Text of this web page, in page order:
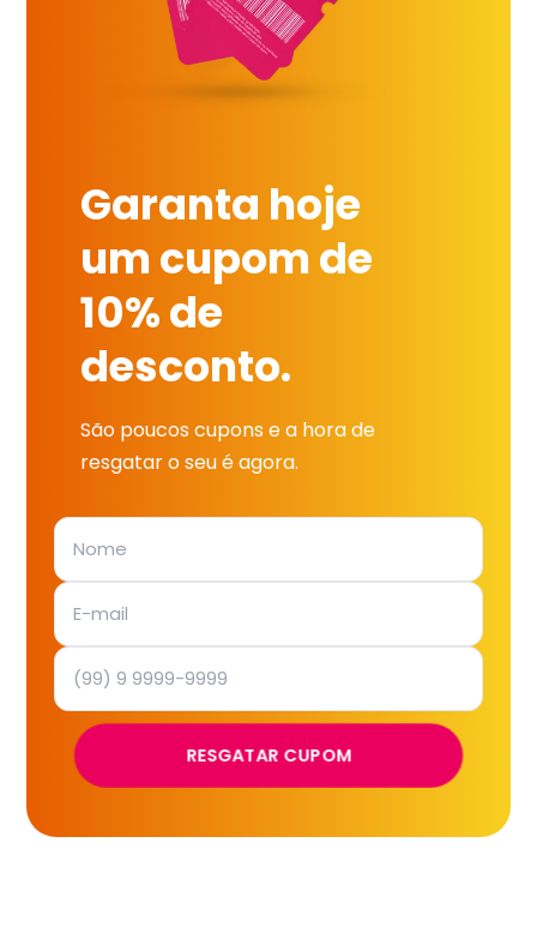
Garanta hoje
um cupom de
10% de
desconto.
São poucos cupons e a hora de
resgatar o seu é agora.
RESGATAR CUPOM